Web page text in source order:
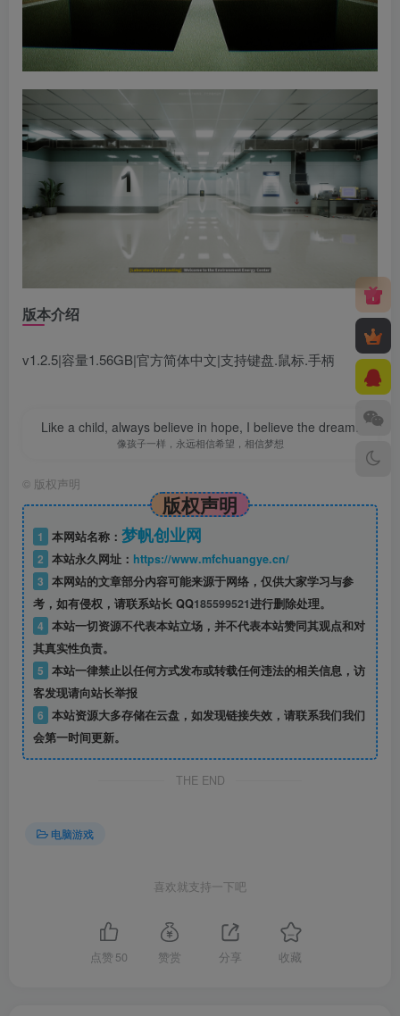
版本介绍
v1.2.5|容量1.56GB|官方简体中文|支持键盘.鼠标.手柄
Like a child, always believe in hope, I believe the dream.
像孩子一样，永远相信希望，相信梦想
© 版权声明
版权声明
1 本网站名称： 梦帆创业网
2 本站永久网址： https://www.mfchuangye.cn/
3 本网站的文章部分内容可能来源于网络，仅供大家学习与参
考，如有侵权，请联系站长 QQ185599521进行删除处理。
4 本站一切资源不代表本站立场，并不代表本站赞同其观点和对
其真实性负责。
5 本站一律禁止以任何方式发布或转载任何违法的相关信息，访
客发现请向站长举报
6 本站资源大多存储在云盘，如发现链接失效，请联系我们我们
会第一时间更新。
THE END
电脑游戏
喜欢就支持一下吧
点赞 50 赞赏 分享 收藏